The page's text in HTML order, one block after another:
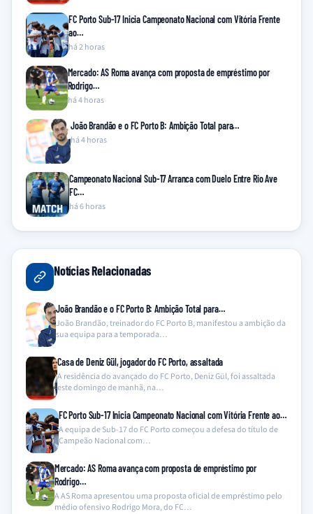
FC Porto Sub-17 Inicia Campeonato Nacional com Vitória Frente
ao…
há 2 horas
Mercado: AS Roma avança com proposta de empréstimo por
Rodrigo…
há 4 horas
João Brandão e o FC Porto B: Ambição Total para…
há 4 horas
Campeonato Nacional Sub-17 Arranca com Duelo Entre Rio Ave
FC…
há 6 horas
Notícias Relacionadas
João Brandão e o FC Porto B: Ambição Total para…
João Brandão, treinador do FC Porto B, manifestou a ambição da
sua equipa para a temporada…
Casa de Deniz Gül, jogador do FC Porto, assaltada
A residência do avançado do FC Porto, Deniz Gül, foi assaltada
este domingo de manhã, na…
FC Porto Sub-17 Inicia Campeonato Nacional com Vitória Frente ao…
A equipa de Sub-17 do FC Porto começou a defesa do título de
Campeão Nacional com…
Mercado: AS Roma avança com proposta de empréstimo por
Rodrigo…
A AS Roma apresentou uma proposta oficial de empréstimo pelo
médio ofensivo Rodrigo Mora, do FC…